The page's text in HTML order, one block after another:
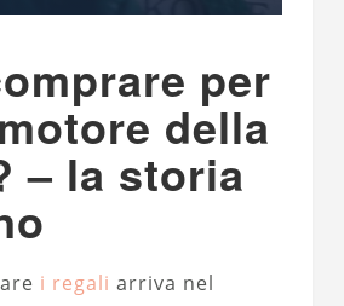
per
della
– la storia
i regali arriva nel